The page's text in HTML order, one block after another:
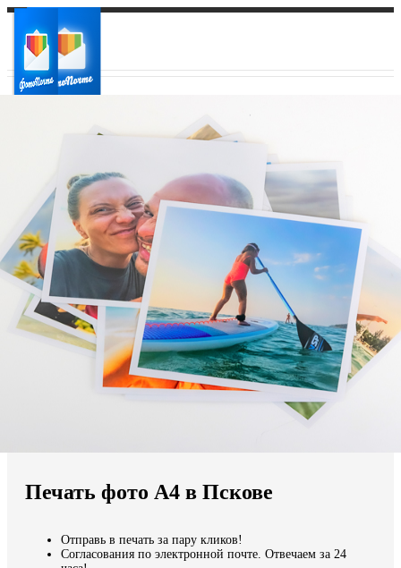
Ваш регион доставки
Выберите из списка:
Мы доставляем по всему миру
Продолжить без города
Печать фото А4 в Пскове
Отправь в печать за пару кликов!
Согласования по электронной почте. Отвечаем за 24